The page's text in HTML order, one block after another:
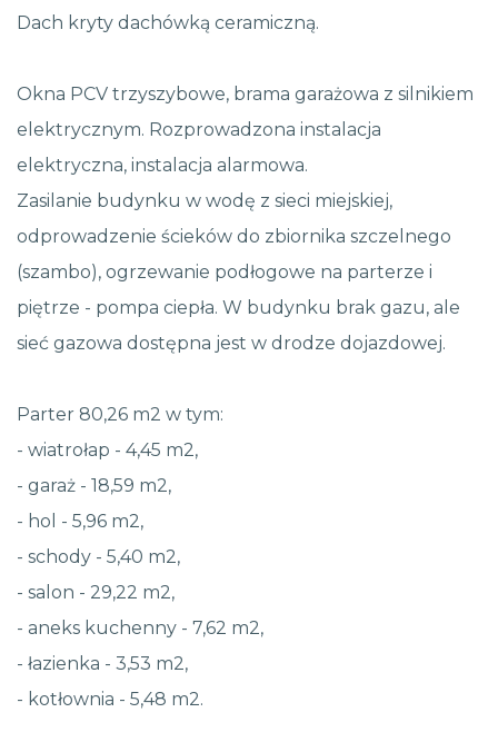
Dach kryty dachówką ceramiczną.
Okna PCV trzyszybowe, brama garażowa z silnikiem
elektrycznym. Rozprowadzona instalacja
elektryczna, instalacja alarmowa.
Zasilanie budynku w wodę z sieci miejskiej,
odprowadzenie ścieków do zbiornika szczelnego
(szambo), ogrzewanie podłogowe na parterze i
piętrze - pompa ciepła. W budynku brak gazu, ale
sieć gazowa dostępna jest w drodze dojazdowej.
Parter 80,26 m2 w tym:
- wiatrołap - 4,45 m2,
- garaż - 18,59 m2,
- hol - 5,96 m2,
- schody - 5,40 m2,
- salon - 29,22 m2,
- aneks kuchenny - 7,62 m2,
- łazienka - 3,53 m2,
- kotłownia - 5,48 m2.